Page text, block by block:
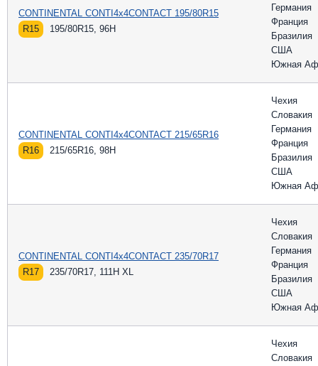
CONTINENTAL CONTI4x4CONTACT 195/80R15
R15
195/80R15, 96H
Германия
Франция
Бразилия
США
Южная
CONTINENTAL CONTI4x4CONTACT 215/65R16
R16
215/65R16, 98H
Чехия
Словакия
Германия
Франция
Бразилия
США
Южная
CONTINENTAL CONTI4x4CONTACT 235/70R17
R17
235/70R17, 111H XL
Чехия
Словакия
Германия
Франция
Бразилия
США
Южная
Чехия
Словакия